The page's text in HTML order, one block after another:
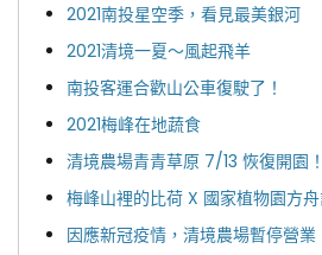
2021南投星空季，看見最美銀河
2021清境一夏～風起飛羊
南投客運合歡山公車復駛了！
2021梅峰在地蔬食
清境農場青青草原 7/13 恢復開園！
梅峰山裡的比荷 X 國家植物園方
因應新冠疫情，清境農場暫停營業